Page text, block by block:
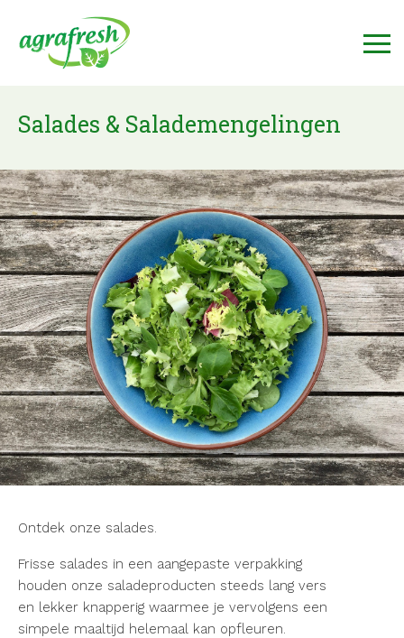
Salades & Salademengelingen
Ontdek onze salades.
Frisse salades in een aangepaste verpakking
houden onze saladeproducten steeds lang vers
en lekker knapperig waarmee je vervolgens een
simpele maaltijd helemaal kan opfleuren.